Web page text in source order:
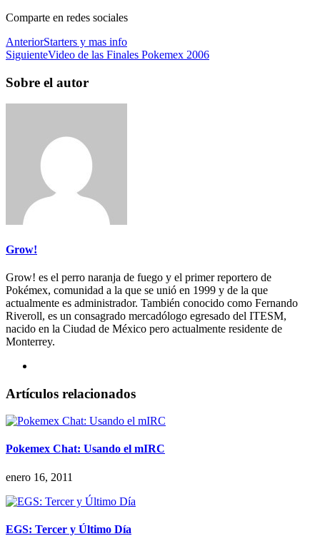
Comparte en redes sociales
AnteriorStarters y mas info
SiguienteVideo de las Finales Pokemex 2006
Sobre el autor
Grow!
Grow! es el perro naranja de fuego y el primer reportero de
Pokémex, comunidad a la que se unió en 1999 y de la que
actualmente es administrador. También conocido como Fernando
Riveroll, es un consagrado mercadólogo egresado del ITESM,
nacido en la Ciudad de México pero actualmente residente de
Monterrey.
Artículos relacionados
Pokemex Chat: Usando el mIRC
enero 16, 2011
EGS: Tercer y Último Día